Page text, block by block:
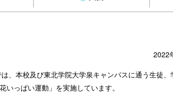
2022
、本校及び東北学院大学泉キャンパスに通う生徒、
っぱい運動」を実施しています。